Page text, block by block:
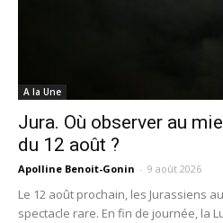
A la Une
Jura. Où observer au
du 12 août ?
Apolline Benoit-Gonin - 9 août 2026
Le 12 août prochain, les Jurassiens
spectacle rare. En fin de journée, la